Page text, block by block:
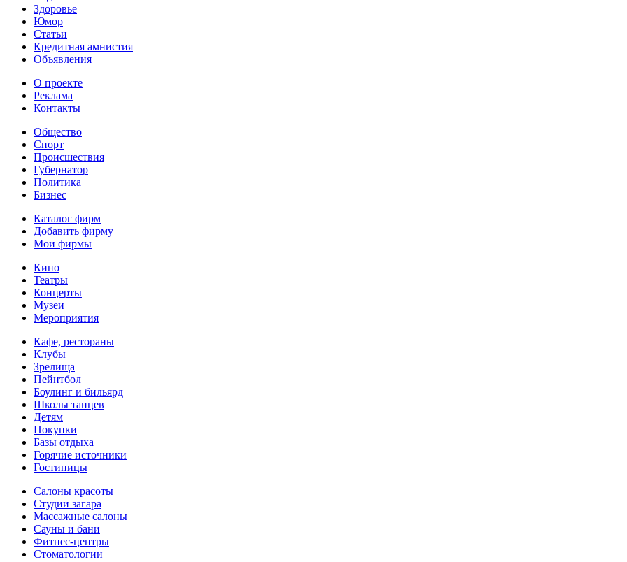
Здоровье
Юмор
Статьи
Кредитная амнистия
Объявления
О проекте
Реклама
Контакты
Общество
Спорт
Происшествия
Губернатор
Политика
Бизнес
Каталог фирм
Добавить фирму
Мои фирмы
Кино
Театры
Концерты
Музеи
Мероприятия
Кафе, рестораны
Клубы
Зрелища
Пейнтбол
Боулинг и бильярд
Школы танцев
Детям
Покупки
Базы отдыха
Горячие источники
Гостиницы
Салоны красоты
Студии загара
Массажные салоны
Сауны и бани
Фитнес-центры
Стоматологии